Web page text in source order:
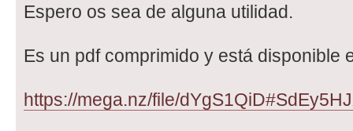
Espero os sea de alguna utilidad.
Es un pdf comprimido y está disponible
https://mega.nz/file/